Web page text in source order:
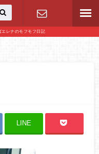
レナのモフモフ日記
お問い合わ
LINE